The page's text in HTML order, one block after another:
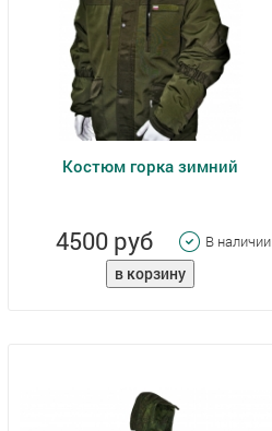
Костюм горка зимний
4500 руб В наличии